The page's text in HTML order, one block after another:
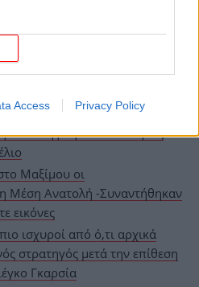
Access Privacy Policy
εγκαταλείφθηκε.
που κατασχέθηκαν από την
-Συνελήφθη και υπάλληλός
Μαξίμου οι
Μέση Ανατολή -Συναντήθηκαν
εικόνες
ισχυροί από ό,τι αρχικά
στρατηγός μετά την επίθεση
Γκαρσία